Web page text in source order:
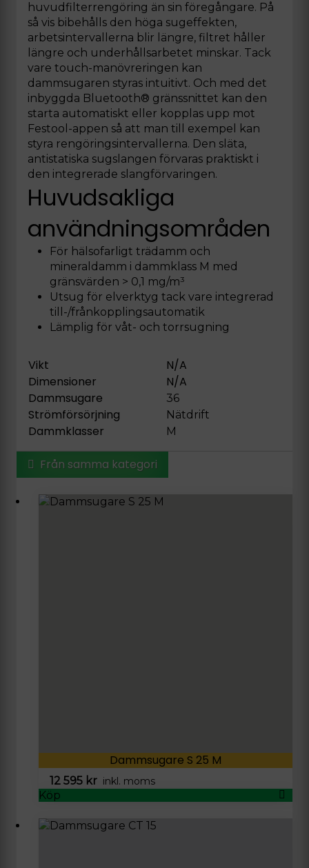
huvudfilterrengöring än sin föregångare. På
så vis bibehålls den höga sugeffekten,
arbetsintervallerna blir längre, filtret håller
längre och underhållsarbetet minskar. Tack
vare touch-manövreringen kan
dammsugaren styras intuitivt. Och med det
inbyggda Bluetooth® gränssnittet kan den
starta automatiskt eller kopplas upp mot
Festool-appen så att man till exempel kan
styra rengöringsintervallerna. Den släta,
antistatiska sugslangen förvaras praktiskt i
den integrerade slangförvaringen.
Huvudsakliga
användningsområden
För hälsofarligt trädamm och
mineraldamm i dammklass M med
gränsvärden > 0,1 mg/m³
Utsug för elverktyg tack vare integrerad
till-/frånkopplingsautomatik
Lämplig för våt- och torrsugning
Vikt
N/A
Dimensioner
N/A
Dammsugare
36
Strömförsörjning Nätdrift
Dammklasser M
Från samma kategori
Dammsugare S 25 M
12 595 kr inkl. moms
Köp